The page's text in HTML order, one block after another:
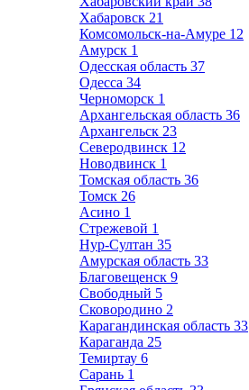
Хабаровск 21
Комсомольск-на-Амуре 12
Амурск 1
Одесская область 37
Одесса 34
Черноморск 1
Архангельская область 36
Архангельск 23
Северодвинск 12
Новодвинск 1
Томская область 36
Томск 26
Асино 1
Стрежевой 1
Нур-Султан 35
Амурская область 33
Благовещенск 9
Свободный 5
Сковородино 2
Карагандинская область 33
Караганда 25
Темиртау 6
Сарань 1